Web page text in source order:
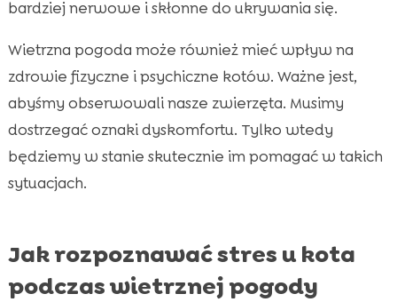
bardziej nerwowe i skłonne do ukrywania się.
Wietrzna pogoda może również mieć wpływ na
zdrowie fizyczne i psychiczne kotów. Ważne jest,
abyśmy obserwowali nasze zwierzęta. Musimy
dostrzegać oznaki dyskomfortu. Tylko wtedy
będziemy w stanie skutecznie im pomagać w takich
sytuacjach.
Jak rozpoznawać stres u kota
podczas wietrznej pogody